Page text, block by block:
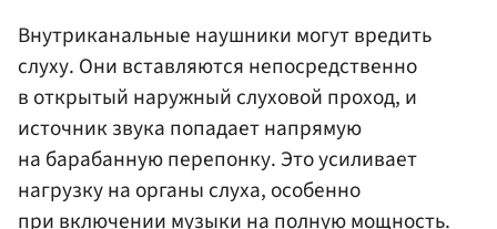
Внутриканальные наушники могут вредить
слуху. Они вставляются непосредственно
в открытый наружный слуховой проход, и
источник звука попадает напрямую
на барабанную перепонку. Это усиливает
нагрузку на органы слуха, особенно
при включении музыки на полную мощность.